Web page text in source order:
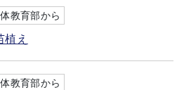
教育部から
え
教育部から